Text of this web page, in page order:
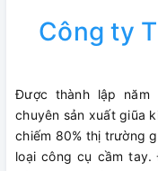
Công ty
Được thành lập năm
chuyên sản xuất giũa
chiếm 80% thị trường
loại công cụ cầm